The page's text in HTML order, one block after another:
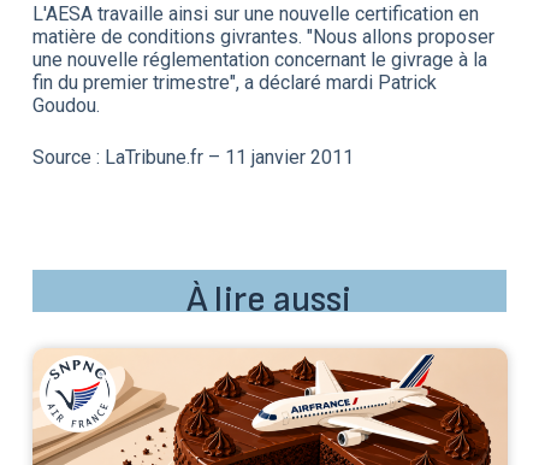
L'AESA travaille ainsi sur une nouvelle certification en
matière de conditions givrantes. "Nous allons proposer
une nouvelle réglementation concernant le givrage à la
fin du premier trimestre", a déclaré mardi Patrick
Goudou.
Source : LaTribune.fr – 11 janvier 2011
À lire aussi